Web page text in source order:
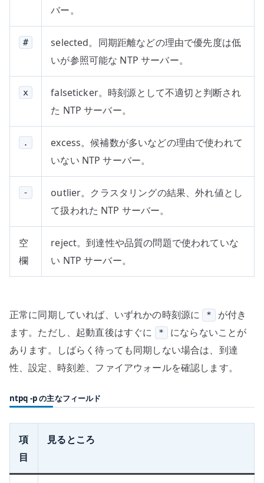
バー。
#
selected。同期距離などの理由で優先度は低
いが参照可能な NTP サーバー。
x
falseticker。時刻源として不適切と判断され
た NTP サーバー。
.
excess。候補数が多いなどの理由で使われて
いない NTP サーバー。
-
outlier。クラスタリングの結果、外れ値とし
て扱われた NTP サーバー。
空
欄
reject。到達性や品質の問題で使われていな
い NTP サーバー。
正常に同期していれば、いずれかの時刻源に *
が付き
ます。ただし、起動直後はすぐに
*
にならないことが
あります。しばらく待っても同期しない場合は、到達
性、設定、時刻差、ファイアウォールを確認します。
ntpq -p の主なフィールド
項
目
見るところ